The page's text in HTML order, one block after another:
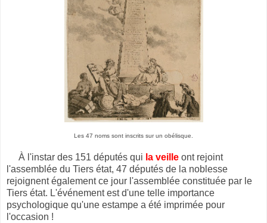
Les 47 noms sont inscrits sur un obélisque.
À l'instar des 151 députés qui la veille ont rejoint
l'assemblée du Tiers état, 47 députés de la noblesse
rejoignent également ce jour l'assemblée constituée par le
Tiers état. L'événement est d'une telle importance
psychologique qu'une estampe a été imprimée pour
l'occasion !